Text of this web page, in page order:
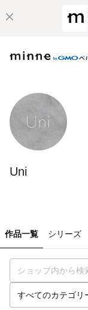
Uni
作品一覧 シリーズ